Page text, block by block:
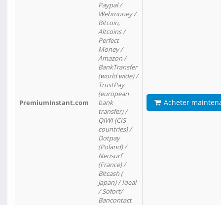
PremiumInstant.com
Paypal /
Webmoney /
Bitcoin,
Altcoins /
Perfect
Money /
Amazon /
BankTransfer
(world wide) /
TrustPay
(european
bank
transfer) /
QIWI (CIS
countries) /
Dotpay
(Poland) /
Neosurf
(France) /
Bitcash (
Japan) / Ideal
/ Sofort/
Bancontact
Acheter